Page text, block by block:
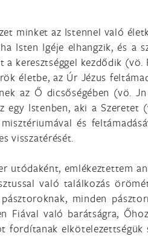
minket az Istennel való
Isten Igéje elhangzik, és a
keresztséggel kezdődik
életbe, az Úr Jézus
az Ő dicsőségében (vö.
Istenben, aki a Szeretet
és
visszatérését.
utódaként, emlékeztettem
való találkozás
minden
Fiával való barátságra,
fordítanak